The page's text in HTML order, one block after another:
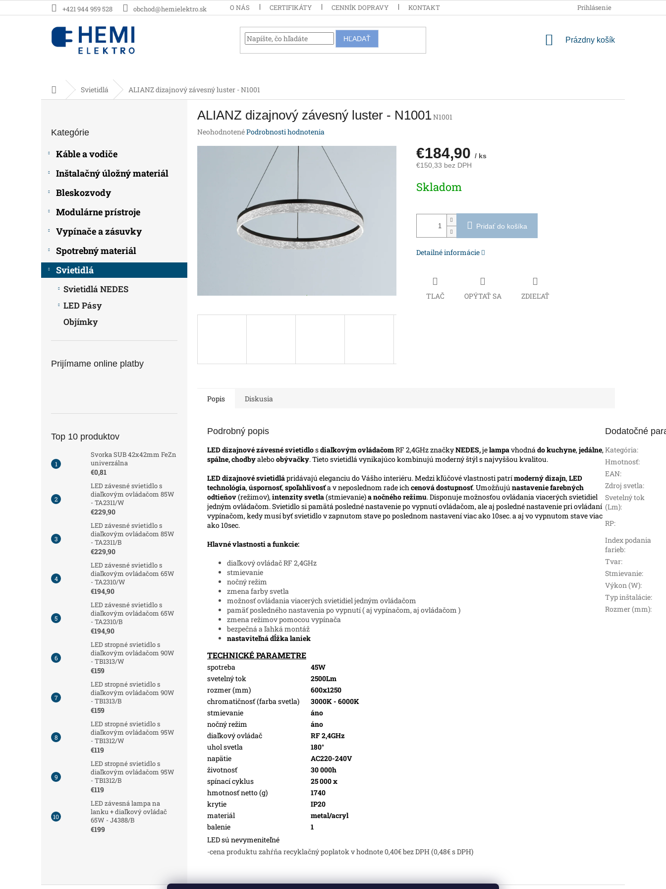
na
+421 944 959 528 obchod@hemielektro.sk O NÁS CERTIFIKÁTY CENNÍK DOPRAVY KONTAKT PODMIENKY OCHRANY
Prihlásenie
HĽADAŤ
NÁKUPNÝ
Prázdny košík
DomovSvietidlá ALIANZ dizajnový závesný luster - N1001
kategórie
Kategórie
Káble a vodiče
Inštalačný úložný materiál
Bleskozvody
Modulárne prístroje
Vypínače a zásuvky
Spotrebný materiál
Svietidlá
Svietidlá NEDES
LED Pásy
Objímky
Prijímame online platby
Top 10 produktov
Svorka SUB 42x42mm FeZn
univerzálna
€0,81
LED závesné svietidlo s
diaľkovým ovládačom 85W
- TA2311/W
€229,90
LED závesné svietidlo s
diaľkovým ovládačom 85W
- TA2311/B
€229,90
LED závesné svietidlo s
diaľkovým ovládačom 65W
- TA2310/W
€194,90
LED závesné svietidlo s
diaľkovým ovládačom 65W
- TA2310/B
€194,90
LED stropné svietidlo s
diaľkovým ovládačom 90W
- TB1313/W
€159
LED stropné svietidlo s
diaľkovým ovládačom 90W
- TB1313/B
€159
LED stropné svietidlo s
diaľkovým ovládačom 95W
- TB1312/W
€119
LED stropné svietidlo s
diaľkovým ovládačom 95W
- TB1312/B
€119
LED závesná lampa na
lanku + diaľkový ovládač
65W - J4388/B
€199
ALIANZ dizajnový závesný luster - N1001N1001
Priemerné
NeohodnotenéPodrobnosti hodnotenia
€184,90 / ks
€150,33 bez DPH
cena:
Skladom
Pridať do košíka
Detailné informácie
TLAČ OPÝTAŤ SA ZDIEĽAŤ
Popis Diskusia
Podrobný popis
LED dizajnové závesné svietidlosdiaľkovým ovládačomRF 2,4GHz značkyNEDES,jelampavhodná do kuchyne, jedálne,
spálne, chodbyaleboobývačky. Tieto svietidlá vynikajúco kombinujú moderný štýl s najvyššou kvalitou.
LEDdizajnové svietidlápridávajú eleganciu do Vášho interiéru. Medzi kľúčové vlastnosti patrímoderný dizajn, LED
technológia, úspornosť, spoľahlivosťa v neposlednom rade ich cenová dostupnosť. Umožňujú nastavenie farebných
odtieňov(režimov), intenzity svetla(stmievanie)a nočného režimu. Disponuje možnosťou ovládania viacerých svietidiel
jedným ovládačom. Svietidlo si pamätá posledné nastavenie po vypnutí ovládačom, ale aj posledné nastavenie pri ovládaní
vypínačom, kedy musí byť svietidlo v zapnutom stave po poslednom nastavení viac ako 10sec. a aj vo vypnutom stave viac
ako 10sec.
Hlavné vlastnosti a funkcie:
diaľkový ovládač RF 2,4GHz
stmievanie
nočný režim
zmena farby svetla
možnosť ovládania viacerých svietidiel jedným ovládačom
pamäť posledného nastavenia po vypnutí ( aj vypínačom, aj ovládačom )
zmena režimov pomocou vypínača
bezpečná a ľahká montáž
nastaviteľná dĺžka laniek
TECHNICKÉ PARAMETRE
spotreba
45W
svetelný tok
2500Lm
rozmer (mm)
600x1250
chromatičnosť (farba svetla)
3000K - 6000K
stmievanie
áno
nočný režim
áno
diaľkový ovládač
RF 2,4GHz
uhol svetla
180°
napätie
AC220-240V
životnosť
30 000h
spínací cyklus
25 000 x
hmotnosť netto (g)
1740
krytie
IP20
materiál
metal/acryl
balenie
1
LED sú nevymeniteľné
-cena produktu zahŕňa recyklačný poplatok v hodnote 0,40€ bez DPH (0,48€ s DPH)
Dodatočné
Kategória:
Hmotnosť:
EAN:
Zdroj svetla:
Svetelný tok
(Lm):
RP:
Index podania
farieb:
Tvar:
Stmievanie:
Výkon (W):
Typ inštalácie:
Rozmer (mm):